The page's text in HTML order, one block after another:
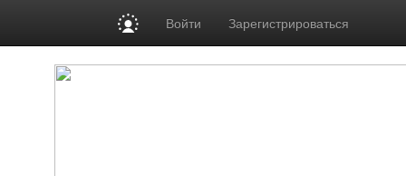
Войти Зарегистрироваться